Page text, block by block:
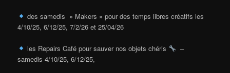
des samedis » Makers » pour des temps libres créatifs les
4/10/25, 6/12/25, 7/2/26 et 25/04/26
les Repairs Café pour sauver nos objets chéris
–
samedis 4/10/25, 6/12/25,